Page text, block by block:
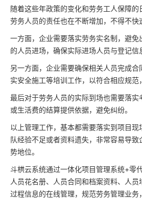
随着这些年政策的变化和劳务工人保障
劳务人员的责任也在不断增加，不得不快
一方面，企业需要落实劳务实名制，避
的人员进场，确保实际进场人员与登记信
另一方面，企业需要确保相关人员完成
实安全施工等培训工作，以符合相应规范
最后对于劳务人员的实际到场也需要落实
或生活费的结算提供依据，避免纠纷。
以上管理工作，基本都需要落实到项目现
队经验不足或者资料遗失，非常容易导致
势地位。
斗栱云系统通过一体化项目管理系统+零
人员花名册、人员合同和档案资料、人
过程信息的在线管理，规范劳务管理业务